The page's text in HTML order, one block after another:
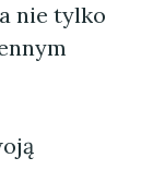
nie tylko